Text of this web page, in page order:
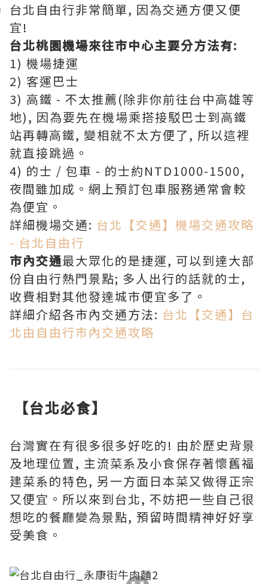
台北自由行非常簡單, 因為交通方便又便
宜!
台北桃園機場來往市中心主要分方法有:
1) 機場捷運
2) 客運巴士
3) 高鐵 - 不太推薦(除非你前往台中高雄等
地), 因為要先在機場乘搭接駁巴士到高鐵
站再轉高鐵, 變相就不太方便了, 所以這裡
就直接跳過。
4) 的士 / 包車 - 的士約NTD1000-1500,
夜間雖加成。網上預訂包車服務通常會較
為便宜。
詳細機場交通: 台北【交通】機場交通攻略
- 台北自由行
市內交通最大眾化的是捷運, 可以到達大部
份自由行熱門景點; 多人出行的話就的士,
收費相對其他發達城市便宜多了。
詳細介紹各市內交通方法: 台北【交通】台
北由自由行市內交通攻略
【台北必食】
台灣實在有很多很多好吃的! 由於歷史背景
及地理位置, 主流菜系及小食保存著懷舊福
建菜系的特色, 另一方面日本菜又做得正宗
又便宜。所以來到台北, 不妨把一些自己很
想吃的餐廳變為景點, 預留時間精神好好享
受美食。